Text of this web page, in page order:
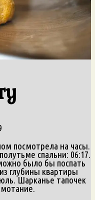
посмотрела на часы.
спальни: 06:17.
было бы поспать
глубины квартиры
Шарканье тапочек